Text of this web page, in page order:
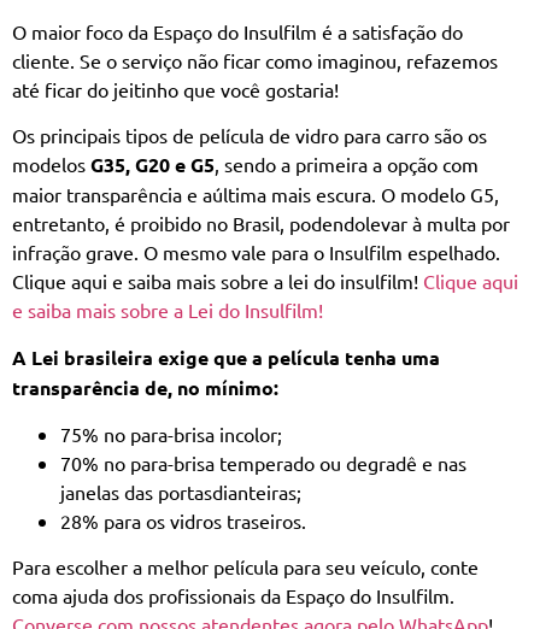
O maior foco da Espaço do Insulfilm é a satisfação do
cliente. Se o serviço não ficar como imaginou, refazemos
até ficar do jeitinho que você gostaria!
Os principais tipos de película de vidro para carro são os
modelos G35, G20 e G5, sendo a primeira a opção com
maior transparência e aúltima mais escura. O modelo G5,
entretanto, é proibido no Brasil, podendolevar à multa por
infração grave. O mesmo vale para o Insulfilm espelhado.
Clique aqui e saiba mais sobre a lei do insulfilm! Clique aqui
e saiba mais sobre a Lei do Insulfilm!
A Lei brasileira exige que a película tenha uma
transparência de, no mínimo:
75% no para-brisa incolor;
70% no para-brisa temperado ou degradê e nas
janelas das portasdianteiras;
28% para os vidros traseiros.
Para escolher a melhor película para seu veículo, conte
coma ajuda dos profissionais da Espaço do Insulfilm.